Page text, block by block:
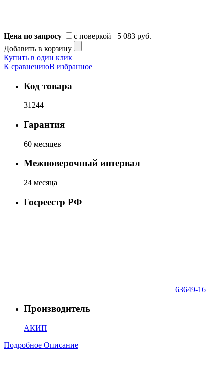
Цена по запросу с поверкой +5 083 руб.
Добавить в корзину
Купить в один клик
К сравнениюВ избранное
Код товара
31244
Гарантия
60 месяцев
Межповерочный интервал
24 месяца
Госреестр РФ
63649-16
Производитель
АКИП
Подробное Описание